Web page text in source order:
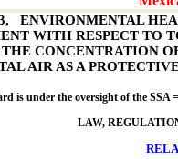
ENVIRONMENTAL
WITH RESPECT TO
CONCENTRATION
AIR AS A
is under the oversight of the SSA
LAW,